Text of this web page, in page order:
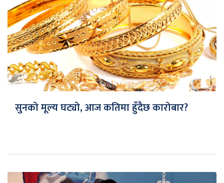
सुनको मूल्य घट्यो, आज कतिमा हुँदैछ कारोबार?